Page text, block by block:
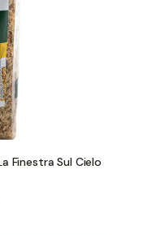
Finestra Sul Cielo